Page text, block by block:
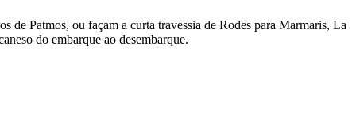
de Patmos, ou façam a curta travessia de Rodes para Marmaris, La
do embarque ao desembarque.